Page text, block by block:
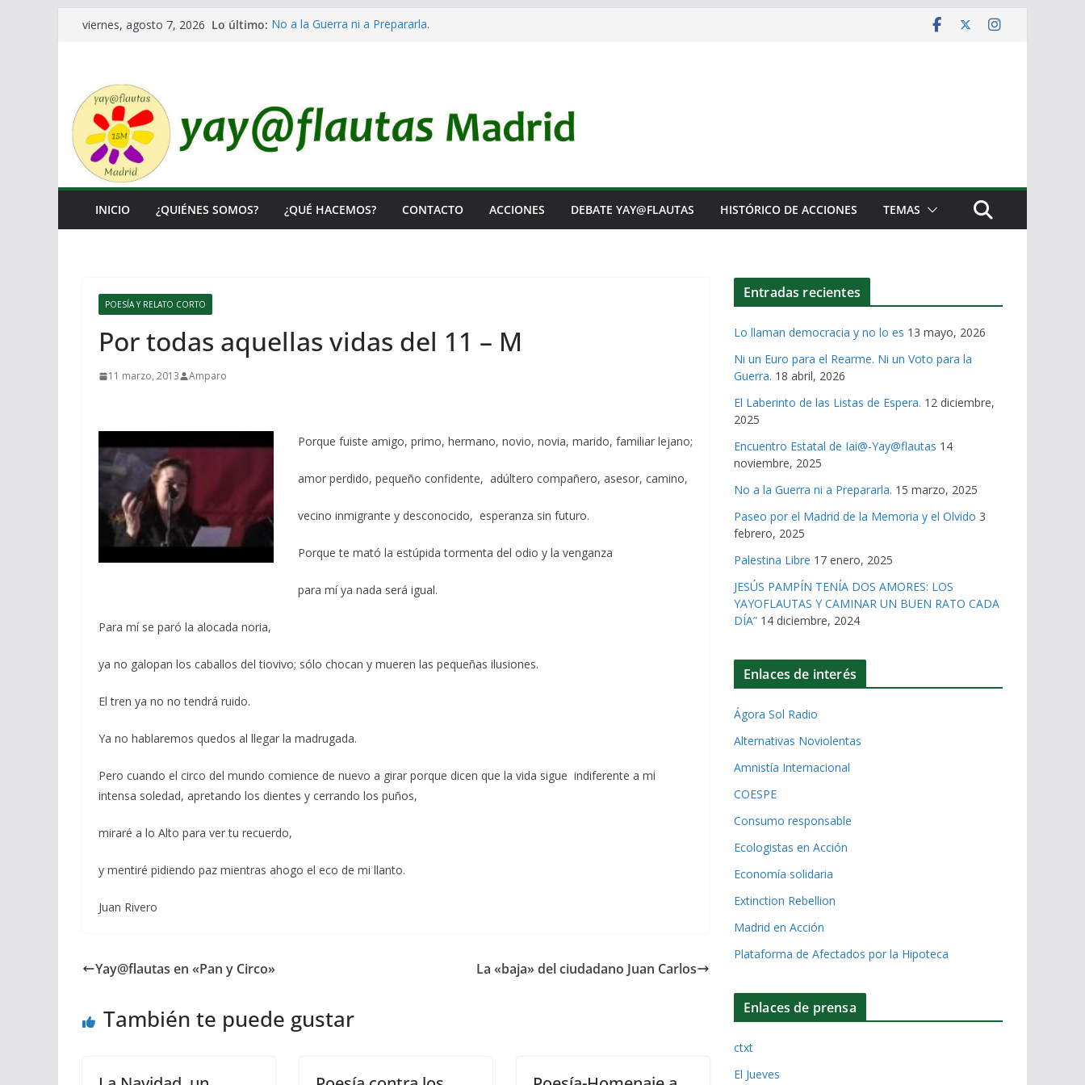
Saltarviernes, agosto 7, 2026 Lo último: No a la Guerra ni a Prepararla.
INICIO ¿QUIÉNES SOMOS? ¿QUÉ HACEMOS? CONTACTO ACCIONES DEBATE YAY@FLAUTAS HISTÓRICO DE ACCIONES TEMAS
POESÍA Y RELATO CORTO
Por todas aquellas vidas del 11 – M
11 marzo, 2013 Amparo
Porque fuiste amigo, primo, hermano, novio, novia, marido, familiar lejano;
amor perdido, pequeño confidente, adúltero compañero, asesor, camino,
vecino inmigrante y desconocido, esperanza sin futuro.
Porque te mató la estúpida tormenta del odio y la venganza
para mí ya nada será igual.
Para mí se paró la alocada noria,
ya no galopan los caballos del tiovivo; sólo chocan y mueren las pequeñas ilusiones.
El tren ya no no tendrá ruido.
Ya no hablaremos quedos al llegar la madrugada.
Pero cuando el circo del mundo comience de nuevo a girar porque dicen que la vida sigue indiferente a mi
intensa soledad, apretando los dientes y cerrando los puños,
miraré a lo Alto para ver tu recuerdo,
y mentiré pidiendo paz mientras ahogo el eco de mi llanto.
Juan Rivero
Yay@flautas en «Pan y Circo» La «baja» del ciudadano Juan Carlos
También te puede gustar
Entradas recientes
Lo llaman democracia y no lo es 13 mayo, 2026
Ni un Euro para el Rearme. Ni un Voto para la
Guerra. 18 abril, 2026
El Laberinto de las Listas de Espera. 12 diciembre,
2025
Encuentro Estatal de Iai@-Yay@flautas 14
noviembre, 2025
No a la Guerra ni a Prepararla. 15 marzo, 2025
Paseo por el Madrid de la Memoria y el Olvido 3
febrero, 2025
Palestina Libre 17 enero, 2025
JESÚS PAMPÍN TENÍA DOS AMORES: LOS
YAYOFLAUTAS Y CAMINAR UN BUEN RATO CADA
DÍA” 14 diciembre, 2024
Enlaces de interés
Ágora Sol Radio
Alternativas Noviolentas
Amnistía Internacional
COESPE
Consumo responsable
Ecologistas en Acción
Economía solidaria
Extinction Rebellion
Madrid en Acción
Plataforma de Afectados por la Hipoteca
Enlaces de prensa
ctxt
El Jueves